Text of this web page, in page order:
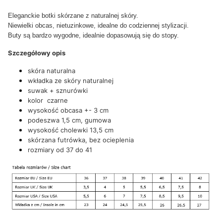
Eleganckie botki skórzane z naturalnej skóry.
Niewielki obcas, nietuzinkowe, idealne do codziennej stylizacji.
Buty są bardzo wygodne, idealnie dopasowują się do stopy.
Szczegółowy opis
skóra naturalna
wkładka ze skóry naturalnej
suwak + sznurówki
kolor czarne
wysokość obcasa +- 3 cm
podeszwa 1,5 cm, gumowa
wysokość cholewki 13,5 cm
skórzana futrówka, bez ocieplenia
rozmiary od 37 do 41